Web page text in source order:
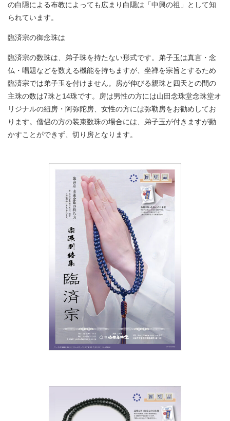
の白隠による布教によっても広まり白隠は「中興の祖」として知
られています。
臨済宗の御念珠は
臨済宗の数珠は、弟子珠を持たない形式です。弟子玉は真言・念
仏・唱題などを数える機能を持ちますが、坐禅を宗旨とするため
臨済宗では弟子玉を付けません。房が伸びる親珠と四天との間の
主珠の数は7珠と14珠です。房は男性の方には山田念珠堂念珠堂オ
リジナルの紐房・阿弥陀房、女性の方には弥勒房をお勧めしてお
ります。僧侶の方の装束数珠の場合には、弟子玉が付きますが動
かすことができず、切り房となります。